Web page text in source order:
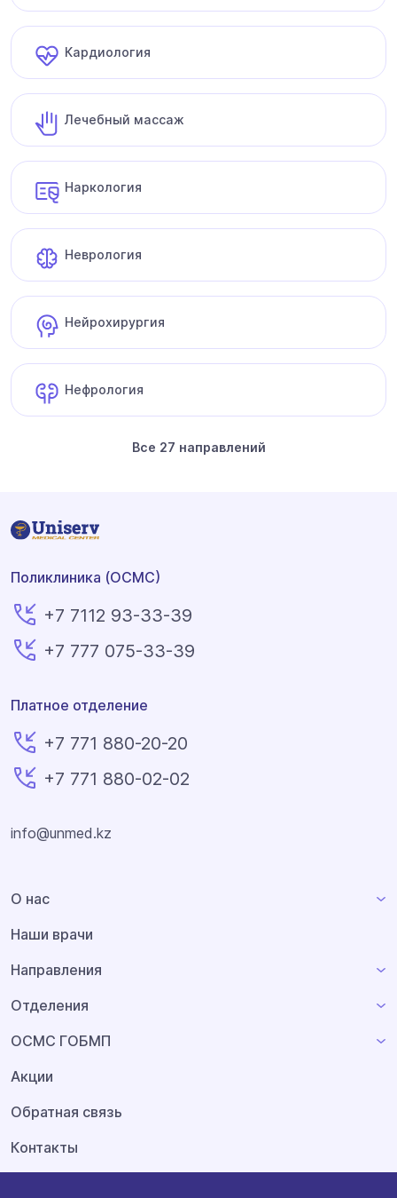
Кардиология
Лечебный массаж
Наркология
Неврология
Нейрохирургия
Нефрология
Все 27 направлений
Поликлиника (ОСМС)
+7 7112 93-33-39
+7 777 075-33-39
Платное отделение
+7 771 880-20-20
+7 771 880-02-02
info@unmed.kz
О нас
Наши врачи
Направления
Отделения
ОСМС ГОБМП
Акции
Обратная связь
Контакты